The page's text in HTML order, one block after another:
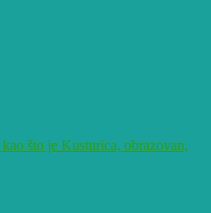
što je Kusturica, obrazovan,